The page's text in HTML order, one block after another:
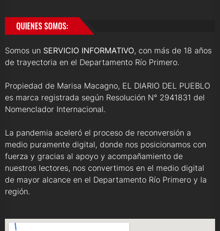
QUIENES SOMOS:
Somos un SERVICIO INFORMATIVO, con más de 18 años
de trayectoria en el Departamento Río Primero.
Propiedad de Marisa Macagno, EL DIARIO DEL PUEBLO
es marca registrada según Resolución N° 2941831 del
Nomenclador Internacional.
La pandemia aceleró el proceso de reconversión a
medio puramente digital, donde nos posicionamos con
fuerza y gracias al apoyo y acompañamiento de
nuestros lectores, nos convertimos en el medio digital
de mayor alcance en el Departamento Río Primero y la
región.